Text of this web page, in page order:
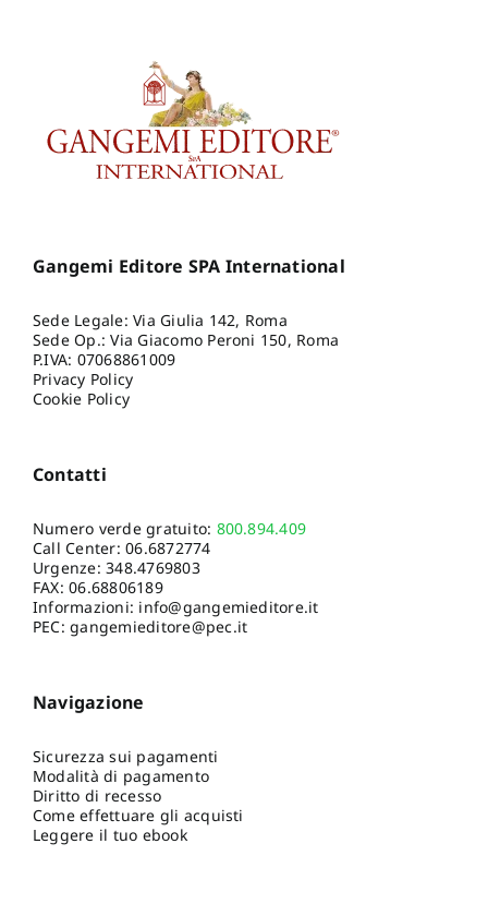
Gangemi Editore SPA International
Sede Legale: Via Giulia 142, Roma
Sede Op.: Via Giacomo Peroni 150, Roma
P.IVA: 07068861009
Privacy Policy
Cookie Policy
Contatti
Numero verde gratuito: 800.894.409
Call Center:06.6872774
Urgenze:348.4769803
FAX: 06.68806189
Informazioni: info@gangemieditore.it
PEC: gangemieditore@pec.it
Navigazione
Sicurezza sui pagamenti
Modalità di pagamento
Diritto di recesso
Come effettuare gli acquisti
Leggere il tuo ebook